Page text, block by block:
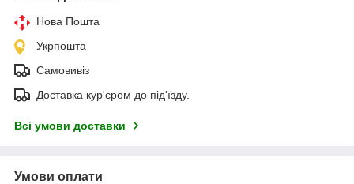
Нова Пошта
Укрпошта
Самовивіз
Доставка кур'єром до під'їзду.
Всі умови доставки
Умови оплати